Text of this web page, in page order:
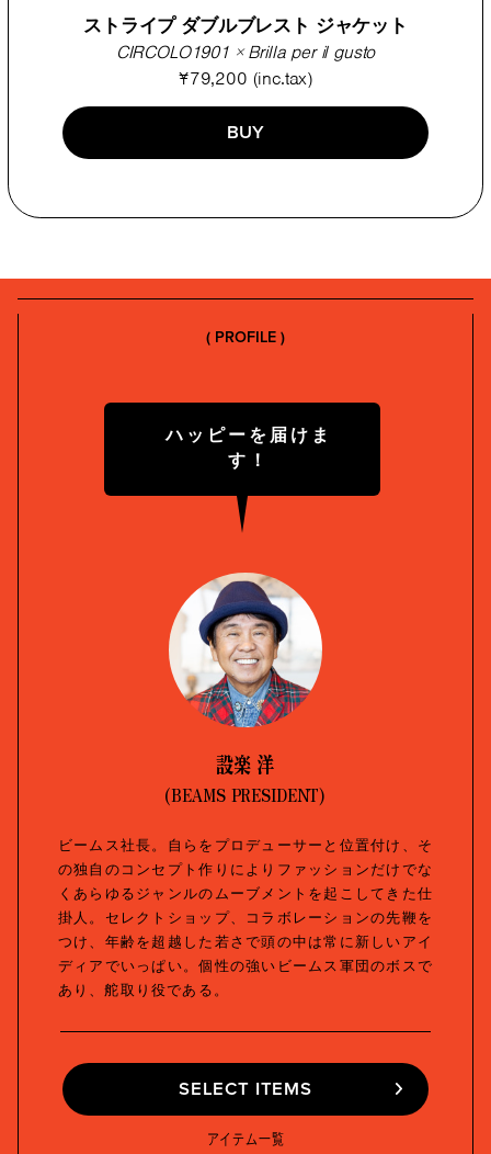
ストライプ ダブルブレスト ジャケット
CIRCOLO1901 × Brilla per il gusto
¥79,200 (inc.tax)
BUY
( PROFILE )
ハッピーを届けま
す！
設楽 洋
(BEAMS PRESIDENT)
ビームス社長。自らをプロデューサーと位置付け、そ
の独自のコンセプト作りによりファッションだけでな
くあらゆるジャンルのムーブメントを起こしてきた仕
掛人。セレクトショップ、コラボレーションの先鞭を
つけ、年齢を超越した若さで頭の中は常に新しいアイ
ディアでいっぱい。個性の強いビームス軍団のボスで
あり、舵取り役である。
SELECT ITEMS
SELECT ITEMS
アイテム一覧